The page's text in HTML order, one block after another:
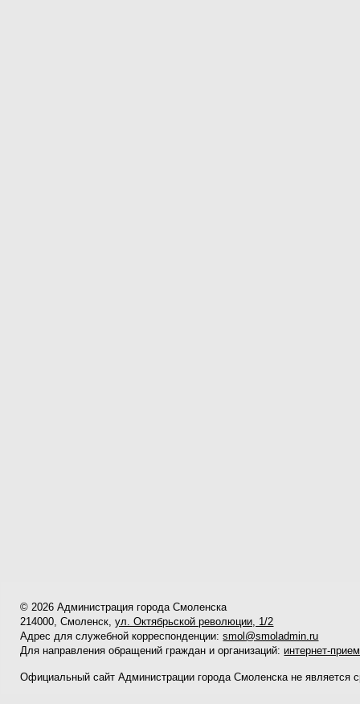
© 2026 Администрация города Смоленска
214000, Смоленск,ул. Октябрьской революции, 1/2
Адрес для служебной корреспонденции:smol@smoladmin.ru
Для направления обращений граждан и организаций: интернет-
Официальный сайт Администрации города Смоленска не является